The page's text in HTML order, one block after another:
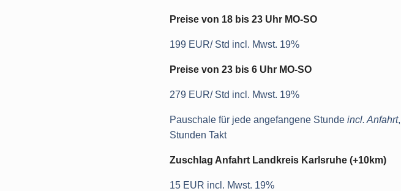
Preise von 18 bis 23 Uhr MO-SO
199 EUR/ Std incl. Mwst. 19%
Preise von 23 bis 6 Uhr MO-SO
279 EUR/ Std incl. Mwst. 19%
Pauschale für jede angefangene Stunde incl. Anfahrt
Stunden Takt
Zuschlag Anfahrt Landkreis Karlsruhe (+10km)
15 EUR incl. Mwst. 19%